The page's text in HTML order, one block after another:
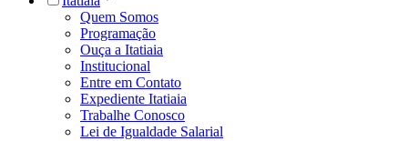
Quem Somos
Programação
Ouça a Itatiaia
Institucional
Entre em Contato
Expediente Itatiaia
Trabalhe Conosco
Lei de Igualdade Salarial